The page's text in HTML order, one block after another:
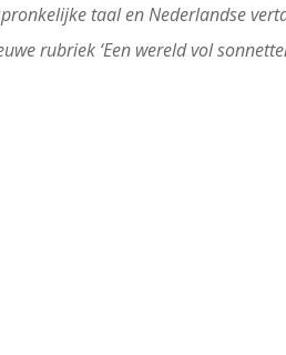
taal en Nederlandse
rubriek ‘Een wereld vol